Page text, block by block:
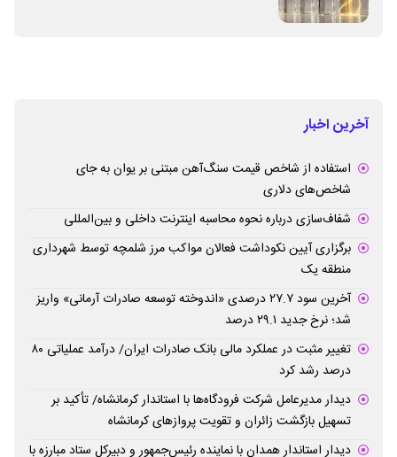
آخرین اخبار
استفاده از شاخص قیمت سنگ‌آهن مبتنی بر یوان به جای
شاخص‌های دلاری
شفاف‌سازی درباره نحوه محاسبه اینترنت داخلی و بین‌المللی
برگزاری آیین نکوداشت فعالان مواکب مرز شلمچه توسط شهرداری
منطقه یک
آخرین سود ۲۷.۷ درصدی «اندوخته توسعه صادرات آرمانی» واریز
شد؛ نرخ جدید ۲۹.۱ درصد
تغییر مثبت در عملکرد مالی بانک صادرات ایران/ درآمد عملیاتی ۸۰
درصد رشد کرد
دیدار مدیرعامل شرکت فرودگاه‌ها با استاندار کرمانشاه/ تأکید بر
تسهیل بازگشت زائران و تقویت پروازهای کرمانشاه
دیدار استاندار همدان با نماینده رئیس‌جمهور و دبیرکل ستاد مبارزه با